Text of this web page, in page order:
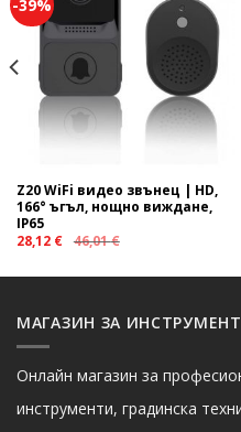
-39%
Add to
wishlist
Z20 WiFi видео звънец | HD,
166° ъгъл, нощно виждане,
IP65
28,12 € 46,01€
МАГАЗИН ЗА
Онлайн магазин за
инструменти, градинска